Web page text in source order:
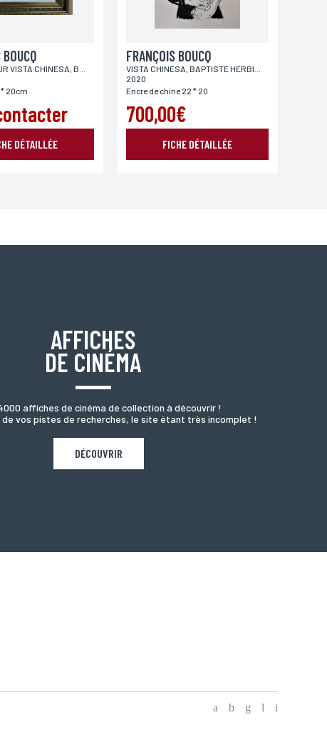
20cm
DÉTAILLÉE
FRANÇOIS BOUCQ
2020
Encre de chine 22 * 20
700,00€
FICHE DÉTAILLÉE
AFFICHES
DE CINÉMA
affiches de cinéma de collection à découvrir !
vos pistes de recherches, le site étant très incomplet !
DÉCOUVRIR